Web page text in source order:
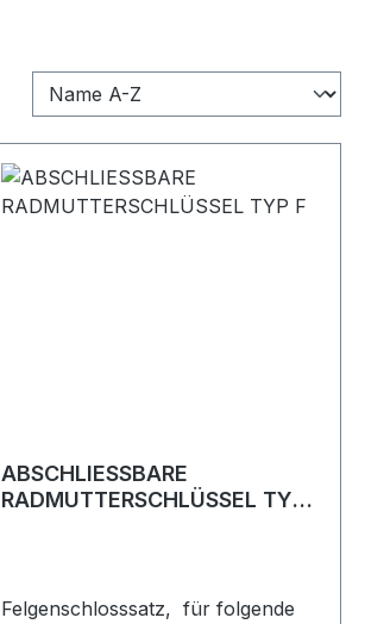
ABSCHLIESSBARE
RADMUTTERSCHLÜSSEL TYP
Felgenschlosssatz, für folgende